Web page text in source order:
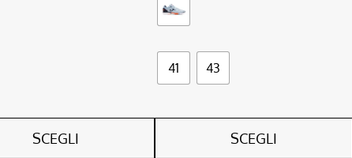
SCEGLI
41 43
SCEGLI